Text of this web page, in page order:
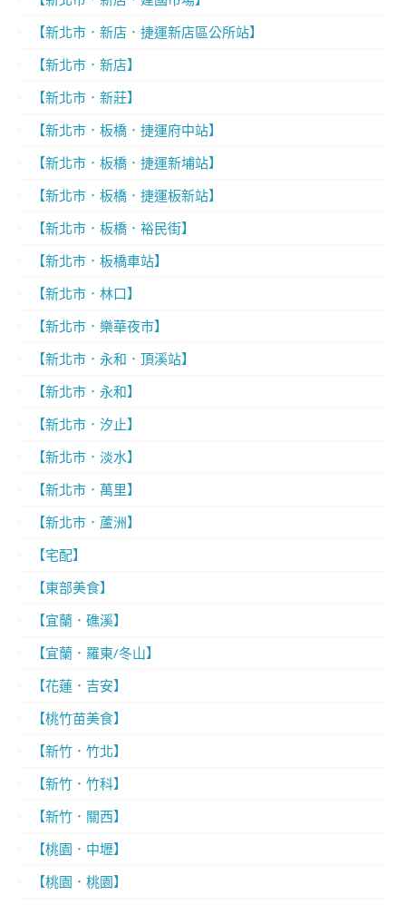
【新北市．新店．捷運新店區公所站】
【新北市．新店】
【新北市．新莊】
【新北市．板橋．捷運府中站】
【新北市．板橋．捷運新埔站】
【新北市．板橋．捷運板新站】
【新北市．板橋．裕民街】
【新北市．板橋車站】
【新北市．林口】
【新北市．樂華夜市】
【新北市．永和．頂溪站】
【新北市．永和】
【新北市．汐止】
【新北市．淡水】
【新北市．萬里】
【新北市．蘆洲】
【宅配】
【東部美食】
【宜蘭．礁溪】
【宜蘭．羅東/冬山】
【花蓮．吉安】
【桃竹苗美食】
【新竹．竹北】
【新竹．竹科】
【新竹．關西】
【桃園．中壢】
【桃園．桃園】